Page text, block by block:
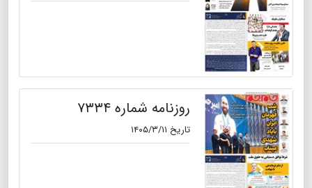
روزنامه شماره ۷۳۳۴
تاریخ ۱۴۰۵/۳/۱۱